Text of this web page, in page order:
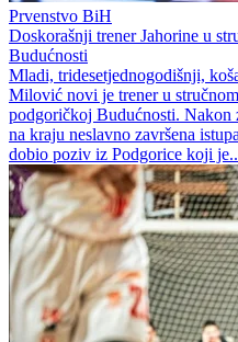
Prvenstvo BiH
Doskorašnji trener Jahorine u
Budućnosti
Mladi, tridesetjednogodišnji,
Milović novi je trener u
podgoričkoj Budućnosti. Nakon
na kraju neslavno završena
dobio poziv iz Podgorice koji